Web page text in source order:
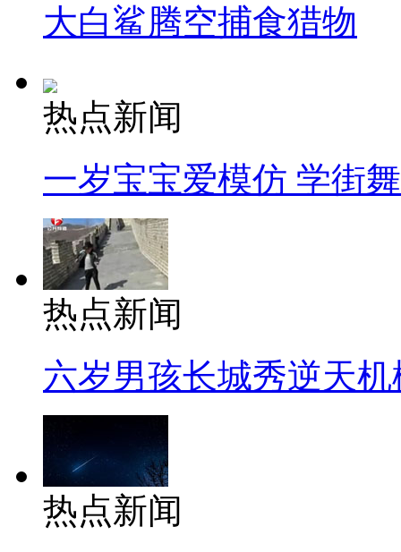
大白鲨腾空捕食猎物
热点新闻
一岁宝宝爱模仿 学街
热点新闻
六岁男孩长城秀逆天机
热点新闻